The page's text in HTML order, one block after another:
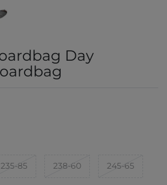
Day
235-85 238-60 245-65